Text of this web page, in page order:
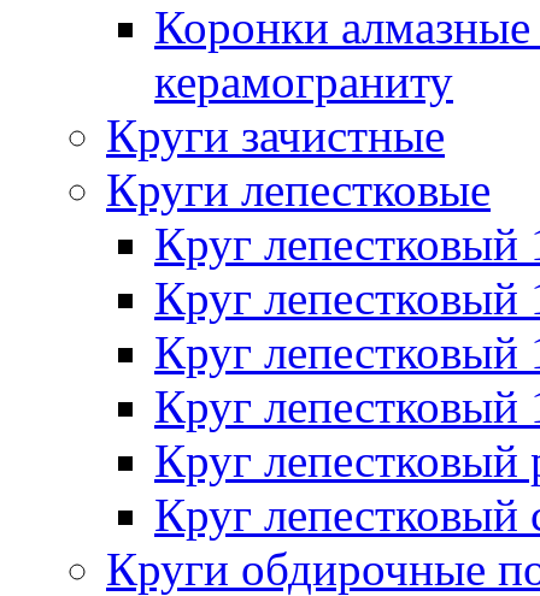
Коронки
керамограниту
Круги зачистные
Круги лепестковые
Круг
Круг
Круг
Круг
Круг лепестковый
Круг лепестковый
Круги обдирочные